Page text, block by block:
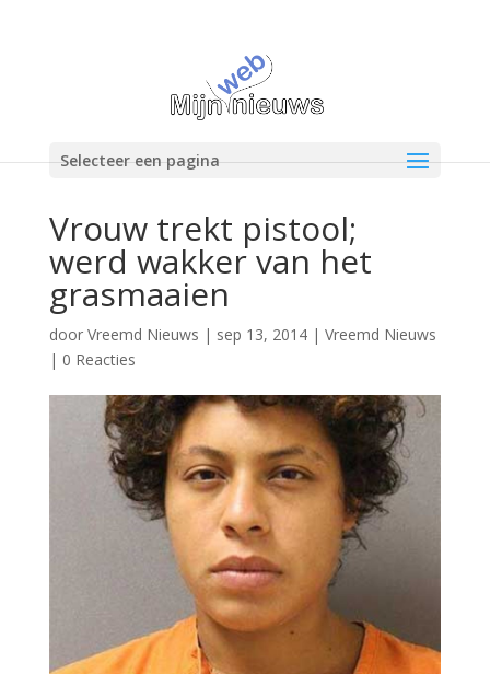
Selecteer een pagina
Vrouw trekt pistool;
werd wakker van het
grasmaaien
door Vreemd Nieuws | sep 13, 2014| Vreemd Nieuws
| 0 Reacties